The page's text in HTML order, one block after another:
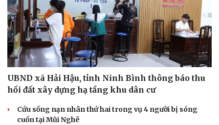
Sân khấu - Điện ảnh
Văn học
Âm nhạc
Di sản
UBND xã Hải Hậu, tỉnh Ninh Bình thông báo thu
hồi đất xây dựng hạ tầng khu dân cư
Cứu sống nạn nhân thứ hai trong vụ 4 người bị sóng
cuốn tại Mũi Nghê